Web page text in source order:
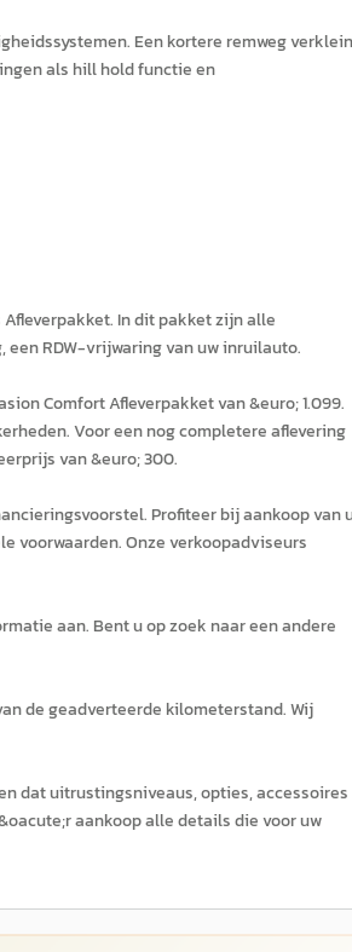
Een kortere remweg
als hill hold functie en
In dit pakket zijn alle
RDW-vrijwaring van uw inruilauto.
Comfort Afleverpakket van &euro; 1.099.
Voor een nog completere aflevering
van &euro; 300.
Profiteer bij aankoop van
voorwaarden. Onze verkoopadviseurs
aan. Bent u op zoek naar een andere
de geadverteerde kilometerstand. Wij
dat uitrustingsniveaus, opties,
aankoop alle details die voor uw